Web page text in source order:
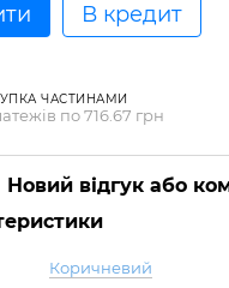
В кредит
ЧАСТИНАМИ
по 716.67 грн
Новий відгук або
Коричневий